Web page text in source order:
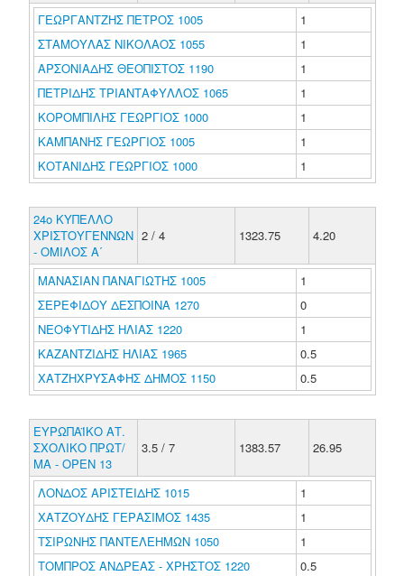
ΓΕΩΡΓΑΝΤΖΗΣ ΠΕΤΡΟΣ 1005
1
ΣΤΑΜΟΥΛΑΣ ΝΙΚΟΛΑΟΣ 1055
1
ΑΡΣΟΝΙΑΔΗΣ ΘΕΟΠΙΣΤΟΣ 1190
1
ΠΕΤΡΙΔΗΣ ΤΡΙΑΝΤΑΦΥΛΛΟΣ 1065
1
ΚΟΡΟΜΠΙΛΗΣ ΓΕΩΡΓΙΟΣ 1000
1
ΚΑΜΠΑΝΗΣ ΓΕΩΡΓΙΟΣ 1005
1
ΚΟΤΑΝΙΔΗΣ ΓΕΩΡΓΙΟΣ 1000
1
24ο ΚΥΠΕΛΛΟ
ΧΡΙΣΤΟΥΓΕΝΝΩΝ
- ΟΜΙΛΟΣ Α΄
2 / 4 1323.75 4.20
ΜΑΝΑΣΙΑΝ ΠΑΝΑΓΙΩΤΗΣ 1005
1
ΣΕΡΕΦΙΔΟΥ ΔΕΣΠΟΙΝΑ 1270
0
ΝΕΟΦΥΤΙΔΗΣ ΗΛΙΑΣ 1220
1
ΚΑΖΑΝΤΖΙΔΗΣ ΗΛΙΑΣ 1965
0.5
ΧΑΤΖΗΧΡΥΣΑΦΗΣ ΔΗΜΟΣ 1150
0.5
ΕΥΡΩΠΑΪΚΟ ΑΤ.
ΣΧΟΛΙΚΟ ΠΡΩΤ/
ΜΑ - ΟΡΕΝ 13
3.5 / 7 1383.57 26.95
ΛΟΝΔΟΣ ΑΡΙΣΤΕΙΔΗΣ 1015
1
ΧΑΤΖΟΥΔΗΣ ΓΕΡΑΣΙΜΟΣ 1435
1
ΤΣΙΡΩΝΗΣ ΠΑΝΤΕΛΕΗΜΩΝ 1050
1
ΤΟΜΠΡΟΣ ΑΝΔΡΕΑΣ - ΧΡΗΣΤΟΣ 1220
0.5